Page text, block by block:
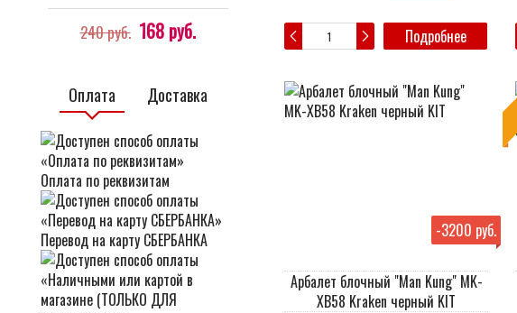
240 руб. 168 руб.
Оплата Доставка
Оплата по реквизитам
Перевод на карту СБЕРБАНКА
Подробнее
-3200 руб.
Арбалет блочный "Man Kung" MK-
XB58 Kraken черный KIT